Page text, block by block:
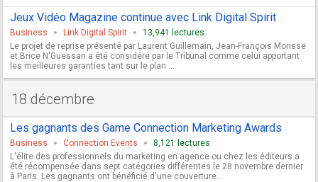
Jeux Vidéo Magazine continue avec Link Digital Spirit
Business Link Digital Spirit
13,941 lectures
Le projet de reprise présenté par Laurent Guillemain, Jean-François Morisse
et Brice N'Guessan a été considéré par le Tribunal comme celui apportant
les meilleures garanties tant sur le plan ...
18 décembre
Les gagnants des Game Connection Marketing Awards
Business Connection Events
8,121 lectures
L'élite des professionnels du marketing en agence ou chez les éditeurs a
été récompensée dans sept catégories différentes le 28 novembre dernier
à Paris. Les gagnants ont bénéficié d'une couverture...